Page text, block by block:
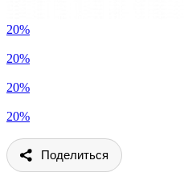
20%
20%
20%
20%
Поделиться